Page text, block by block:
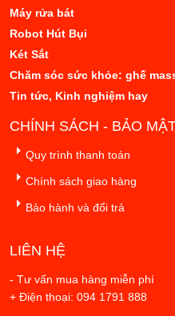
Máy rửa bát
Robot Hút Bụi
Két Sắt
Chăm sóc sức khỏe: ghế
Tin tức, Kinh nghiệm hay
CHÍNH SÁCH - BẢO
Quy trình thanh toán
Chính sách giao hàng
Bảo hành và đổi trả
LIÊN HỆ
- Tư vấn mua hàng miễn phí
+ Điện thoại: 094 1791 888